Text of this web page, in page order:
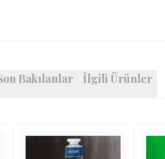
Bakılanlar İlgili Ürünler